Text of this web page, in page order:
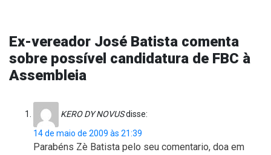
Ex-vereador José Batista comenta
sobre possível candidatura de FBC à
Assembleia
KERO DY NOVUSdisse:
14 de maio de 2009 às 21:39
Parabéns Zè Batista pelo seu comentario, doa em